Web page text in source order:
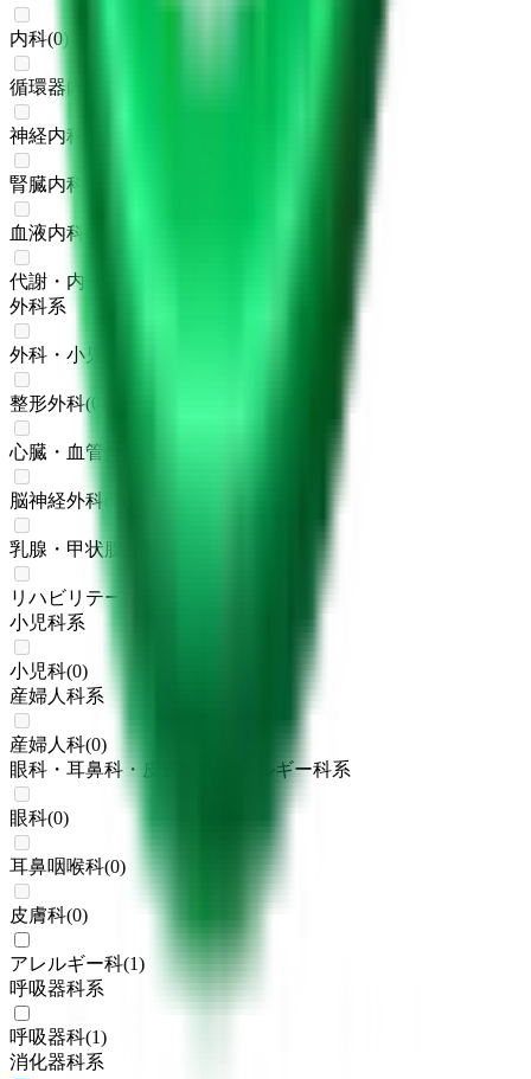
内科(0)
循環器内科
神経内科
腎臓内科
血液内科
代謝・内分泌内科
外科系
外科・小児外科
整形外科(0
心臓・血管外科
脳神経外科
乳腺・甲状腺外科
リハビリテーション科
小児科系
小児科(0)
産婦人科系
産婦人科(0)
眼科・耳鼻科・皮膚科・アレルギー科系
眼科(0)
耳鼻咽喉科(0)
皮膚科(0)
アレルギー科(1)
呼吸器科系
呼吸器科(1)
消化器科系